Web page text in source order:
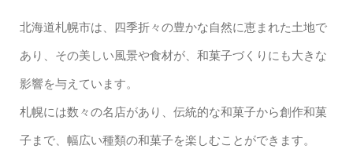
北海道札幌市は、四季折々の豊かな自然に恵まれた土地で
あり、その美しい風景や食材が、和菓子づくりにも大きな
影響を与えています。
札幌には数々の名店があり、伝統的な和菓子から創作和菓
子まで、幅広い種類の和菓子を楽しむことができます。